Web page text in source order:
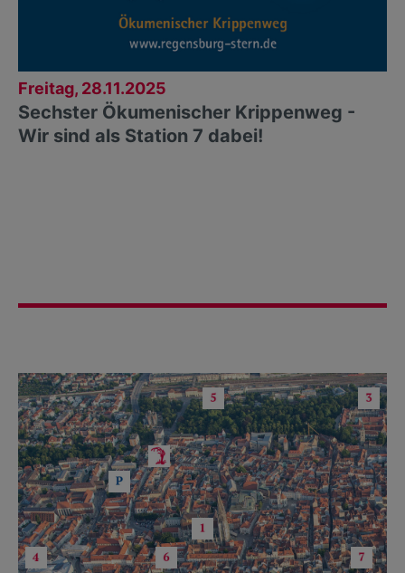
Freitag, 28.11.2025
Sechster Ökumenischer Krippenweg -
Wir sind als Station 7 dabei!